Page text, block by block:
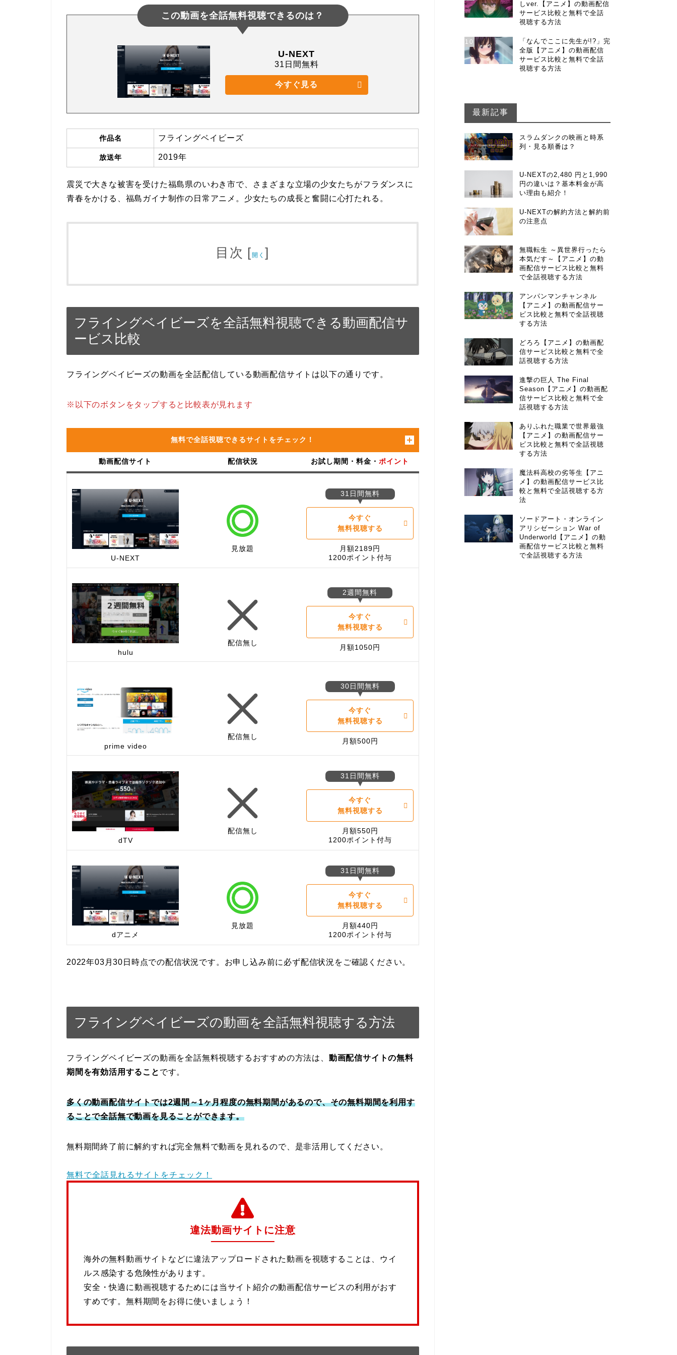
この動画を全話無料視聴できるのは？
U-NEXT
31日間無料
今すぐ見る
作品名 フライングベイビーズ
放送年 2019年
震災で大きな被害を受けた福島県のいわき市で、さまざまな立場の少女たちがフラダンスに
青春をかける、福島ガイナ制作の日常アニメ。少女たちの成長と奮闘に心打たれる。
目次 [ 開く ]
フライングベイビーズを全話無料視聴できる動画配信サ
ービス比較
フライングベイビーズの動画を全話配信している動画配信サイトは以下の通りです。
※以下のボタンをタップすると比較表が見れます
無料で全話視聴できるサイトをチェック！
動画配信サイト 配信状況 お試し期間・料金・ ポイント
U-NEXT
見放題
31日間無料
今すぐ
無料視聴する
月額2189円
1200ポイント付与
hulu
配信無し
2週間無料
今すぐ
無料視聴する
月額1050円
prime video
配信無し
30日間無料
今すぐ
無料視聴する
月額500円
dTV
配信無し
31日間無料
今すぐ
無料視聴する
月額550円
1200ポイント付与
dアニメ
見放題
31日間無料
今すぐ
無料視聴する
月額440円
1200ポイント付与
2022年03月30日時点での配信状況です。お申し込み前に必ず配信状況をご確認ください。
フライングベイビーズの動画を全話無料視聴する方法
フライングベイビーズの動画を全話無料視聴するおすすめの方法は、 動画配信サイトの無料
期間を有効活用すること です。
多くの動画配信サイトでは2週間～1ヶ月程度の無料期間があるので、その無料期間を利用す
ることで全話無で動画を見ることができます。
無料期間終了前に解約すれば完全無料で動画を見れるので、是非活用してください。
無料で全話見れるサイトをチェック！
違法動画サイトに注意
海外の無料動画サイトなどに違法アップロードされた動画を視聴することは、ウイ
ルス感染する危険性があります。
安全・快適に動画視聴するためには当サイト紹介の動画配信サービスの利用がおす
すめです。無料期間をお得に使いましょう！
しver.【アニメ】の動画配信
サービス比較と無料で全話
視聴する方法
10
「なんでここに先生が!?」完
全版【アニメ】の動画配信
サービス比較と無料で全話
視聴する方法
最新記事
スラムダンクの映画と時系
列・見る順番は？
U-NEXTの2,480 円と1,990
円の違いは？基本料金が高
い理由も紹介！
U-NEXTの解約方法と解約前
の注意点
無職転生 ～異世界行ったら
本気だす～【アニメ】の動
画配信サービス比較と無料
で全話視聴する方法
アンパンマンチャンネル
【アニメ】の動画配信サー
ビス比較と無料で全話視聴
する方法
どろろ【アニメ】の動画配
信サービス比較と無料で全
話視聴する方法
進撃の巨人 The Final
Season【アニメ】の動画配
信サービス比較と無料で全
話視聴する方法
ありふれた職業で世界最強
【アニメ】の動画配信サー
ビス比較と無料で全話視聴
する方法
魔法科高校の劣等生【アニ
メ】の動画配信サービス比
較と無料で全話視聴する方
法
ソードアート・オンライン
アリシゼーション War of
Underworld【アニメ】の動
画配信サービス比較と無料
で全話視聴する方法